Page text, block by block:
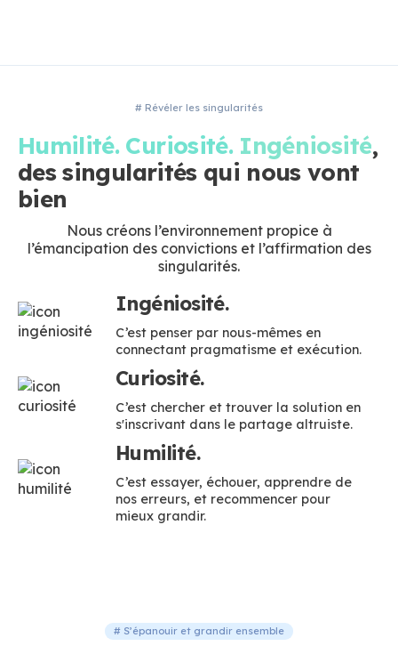
# Révéler les singularités
Humilité. Curiosité. Ingéniosité,
des singularités qui nous vont
bien
Nous créons l’environnement propice à
l’émancipation des convictions et l’affirmation des
singularités.
Ingéniosité.
C’est penser par nous-mêmes en
connectant pragmatisme et exécution.
Curiosité.
C’est chercher et trouver la solution en
s'inscrivant dans le partage altruiste.
Humilité.
C’est essayer, échouer, apprendre de
nos erreurs, et recommencer pour
mieux grandir.
# S’épanouir et grandir ensemble